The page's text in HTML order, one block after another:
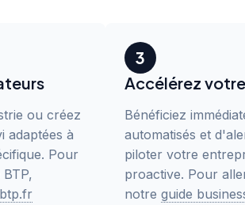
ou créez
adaptées à
Pour
3
Accélérez
Bénéficiez
automatisés et
piloter votre
proactive. Pour
notre guide